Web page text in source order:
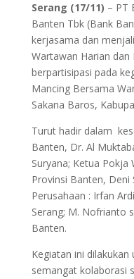
Serang (17/11) – PT
Banten Tbk (Bank
kerjasama dan
Wartawan Harian
berpartisipasi pada
Mancing Bersama
Sakana Baros,
Turut hadir dalam
Banten, Dr. Al
Suryana; Ketua Pokja
Provinsi Banten, Deni
Perusahaan : Irfan
Serang; M. Nofrianto
Banten.
Kegiatan ini
semangat kolaborasi